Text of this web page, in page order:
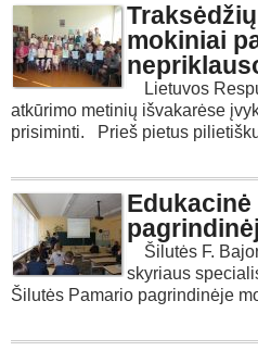
mokiniai
Lietuvos
atkūrimo metinių išvakarėse
prisiminti. Prieš pietus
Šilutės F.
skyriaus
Šilutės Pamario pagrindinėje